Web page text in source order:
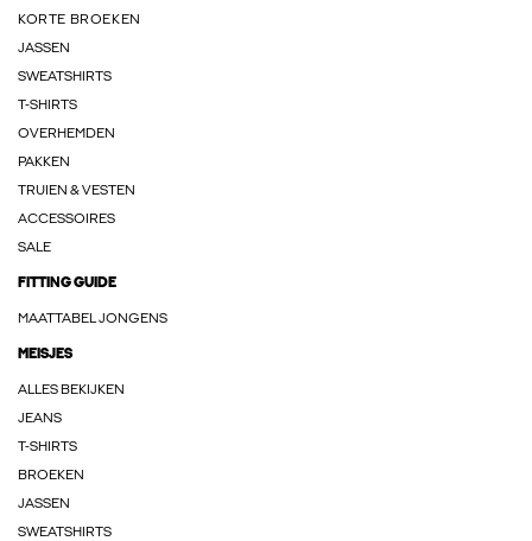
KORTE BROEKEN
JASSEN
SWEATSHIRTS
T-SHIRTS
OVERHEMDEN
PAKKEN
TRUIEN & VESTEN
ACCESSOIRES
SALE
FITTING GUIDE
MAATTABEL JONGENS
MEISJES
ALLES BEKIJKEN
JEANS
T-SHIRTS
BROEKEN
JASSEN
SWEATSHIRTS